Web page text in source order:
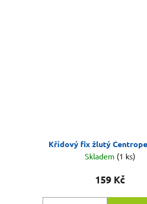
Křídový fix žlutý
Skladem (1 ks)
159 Kč